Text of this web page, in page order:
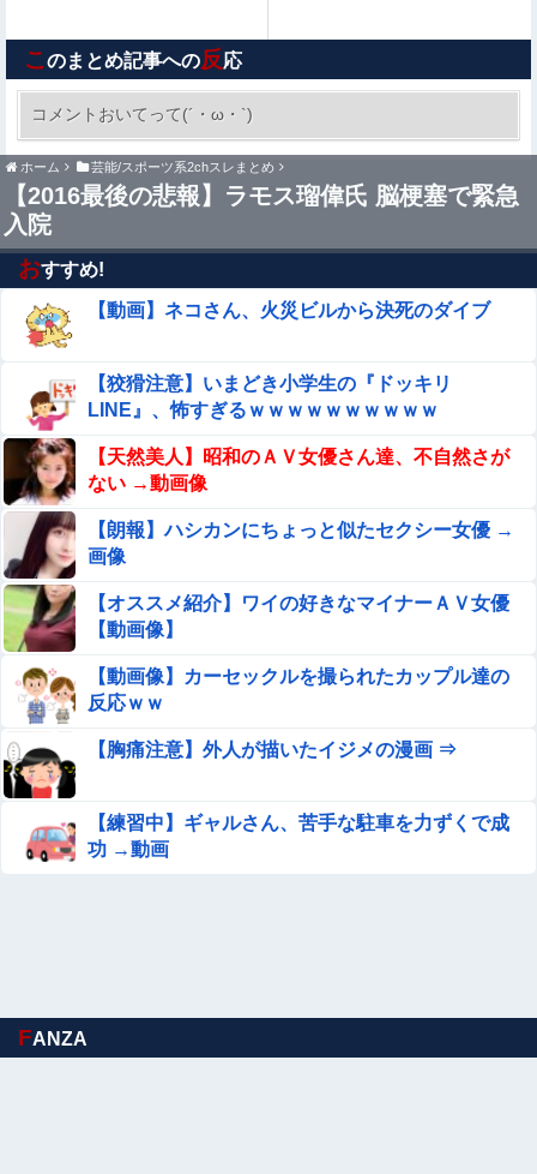
女子生徒「土下座しながらオ○ニーしろ！」⇒ 日本の男子
生徒への性的いじめ動画がエロすぎる
愛煙家・岸谷蘭丸「喫煙者の権利がマジで侵害さ
れてる」と私見 「いくら税金を我々が払ってる
んだと」
【動画】えちえち巨乳JD2人組、川遊び中にチャラ男にナ
ンパされるｗ
小久保裕紀の次の福岡ソフトバンクホークスの監督ｗｗｗ
他
【悲報】財務省のエース、左遷へ。官邸幹部「政権に協力
的でなかったから」
可愛すぎるおむすび屋さん（28）、新店舗に4000万円ク
ラファンした成功した結果弱男集団から叩かれてしまうｗ
ｗｗｗ
【朗報】日向坂5期の美肌メン、ナマ腋が美しすぎる
【悲報】積水ハウス「地面師に55億円騙し取られた…」ワ
イ「会社終わったやろなぁ」→結果ｗｗｗｗ
【動画】手術中に熊本地震直撃やばすぎる
ショートスリーパー堀大輔、高須幹弥にブチギレ
専門家「日本車はダサい、見てて恥ずかしい」
ロシア十代 ”ルージア” という女の子のAAサイズのお●ぱ
でとんでもなく無能
こ のまとめ記事への反応
コメントおいてって(´・ω・`)
ホーム 芸能/スポーツ系2chスレまとめ
【2016最後の悲報】ラモス瑠偉氏 脳梗塞で緊急
入院
おすすめ!
【動画】ネコさん、火災ビルから決死のダイブ
【狡猾注意】いまどき小学生の『ドッキリ
LINE』、怖すぎるｗｗｗｗｗｗｗｗｗｗ
【天然美人】昭和のＡＶ女優さん達、不自然さが
ない →動画像
【朗報】ハシカンにちょっと似たセクシー女優 →
画像
【オススメ紹介】ワイの好きなマイナーＡＶ女優
【動画像】
【動画像】カーセックルを撮られたカップル達の
反応ｗｗ
【胸痛注意】外人が描いたイジメの漫画 ⇒
【練習中】ギャルさん、苦手な駐車を力ずくで成
功 →動画
FANZA